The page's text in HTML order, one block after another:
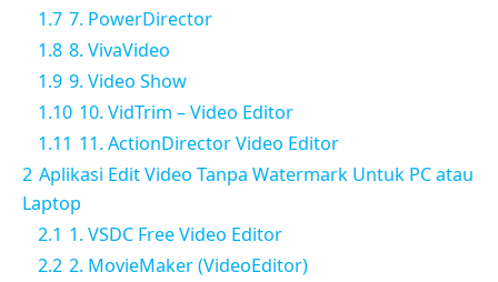
1.7 7. PowerDirector
1.8 8. VivaVideo
1.9 9. Video Show
1.10 10. VidTrim – Video Editor
1.11 11. ActionDirector Video Editor
2 Aplikasi Edit Video Tanpa Watermark Untuk PC atau
Laptop
2.1 1. VSDC Free Video Editor
2.2 2. MovieMaker (VideoEditor)